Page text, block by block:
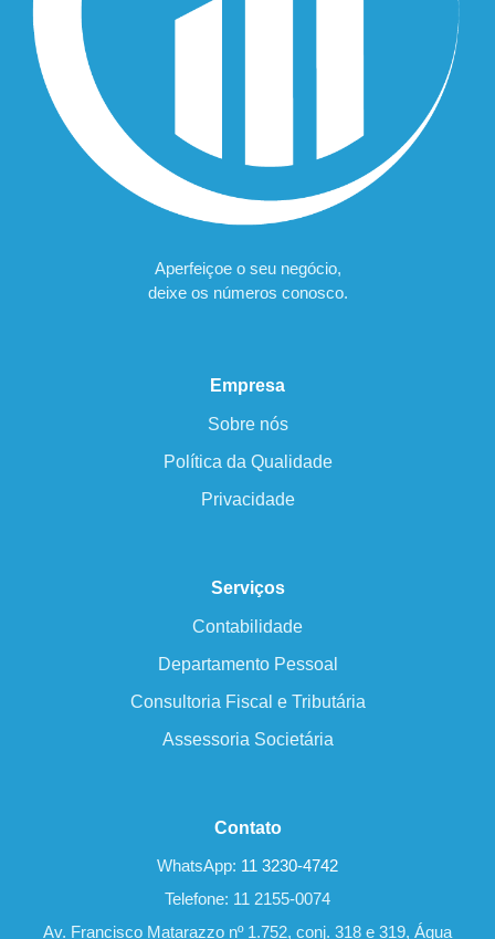
Aperfeiçoe o seu negócio,
deixe os números conosco.
Empresa
Sobre nós
Política da Qualidade
Privacidade
Serviços
Contabilidade
Departamento Pessoal
Consultoria Fiscal e Tributária
Assessoria Societária
Contato
WhatsApp: 11 3230-4742
Telefone: 11 2155-0074
Av. Francisco Matarazzo nº 1.752, conj. 318 e 319, Água